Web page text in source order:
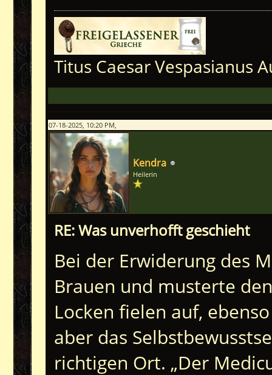
Titus Caesar Vespasianus
07-18-2025, 10:20 PM,
Kendra
Heilerin
RE: Was unverhofft geschieht
Bei der Erwiderung des
Brauen und musterte
Locken fielen auf,
aber das
richtigen Ort. „Der